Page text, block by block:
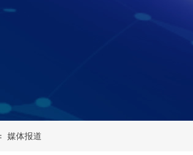
媒体报道